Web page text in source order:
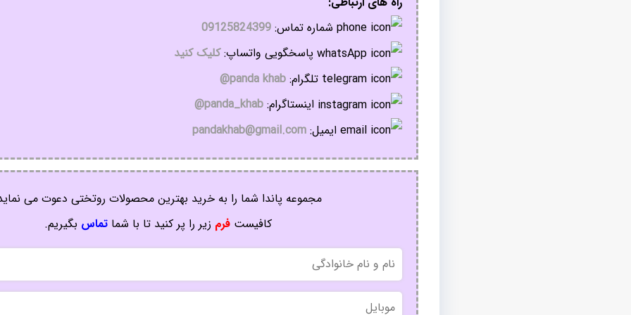
شماره تماس: 09125824399
پاسخگویی واتساپ:کلیک کنید
تلگرام: panda khab@
اینستاگرام: panda_khab@
ایمیل: pandakhab@gmail.com
مجموعه پاندا شما را به خرید بهترین محصولات روتختی دعوت می
کافیستفرم زیر را پر کنید تا با شماتماس بگیریم.
و
نام
خانوادگی
موبایل